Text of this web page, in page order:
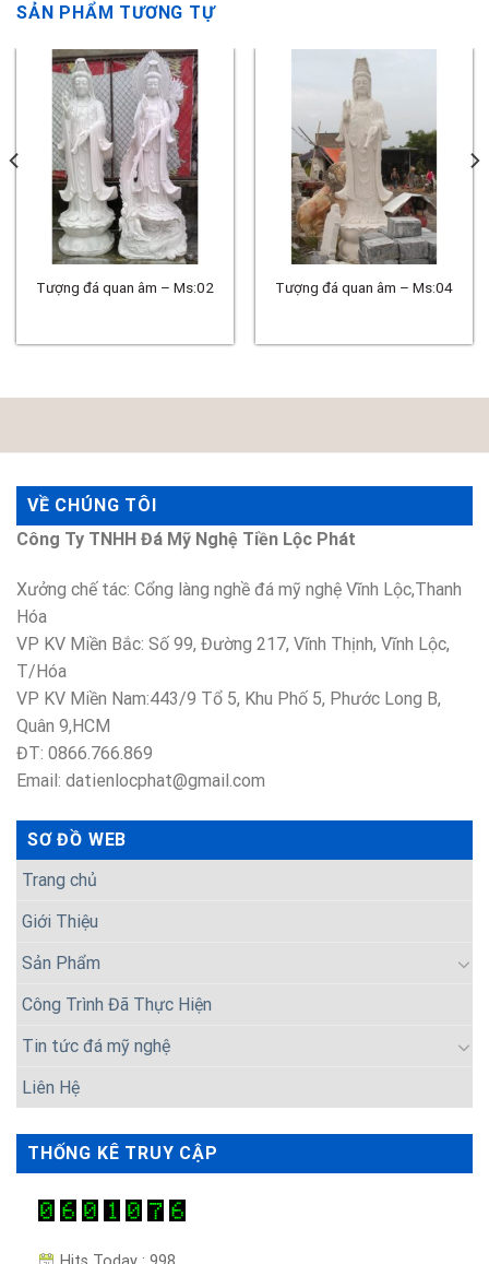
SẢN PHẨM TƯƠNG TỰ
Tượng đá quan âm – Ms:02 Tượng đá quan âm – Ms:04
VỀ CHÚNG TÔI
Công Ty TNHH Đá Mỹ Nghệ Tiền Lộc Phát
Xưởng chế tác: Cổng làng nghề đá mỹ nghệ Vĩnh Lộc,Thanh
Hóa
VP KV Miền Bắc: Số 99, Đường 217, Vĩnh Thịnh, Vĩnh Lộc,
T/Hóa
VP KV Miền Nam:443/9 Tổ 5, Khu Phố 5, Phước Long B,
Quân 9,HCM
ĐT: 0866.766.869
Email: datienlocphat@gmail.com
SƠ ĐỒ WEB
Trang chủ
Giới Thiệu
Sản Phẩm
Công Trình Đã Thực Hiện
Tin tức đá mỹ nghệ
Liên Hệ
THỐNG KÊ TRUY CẬP